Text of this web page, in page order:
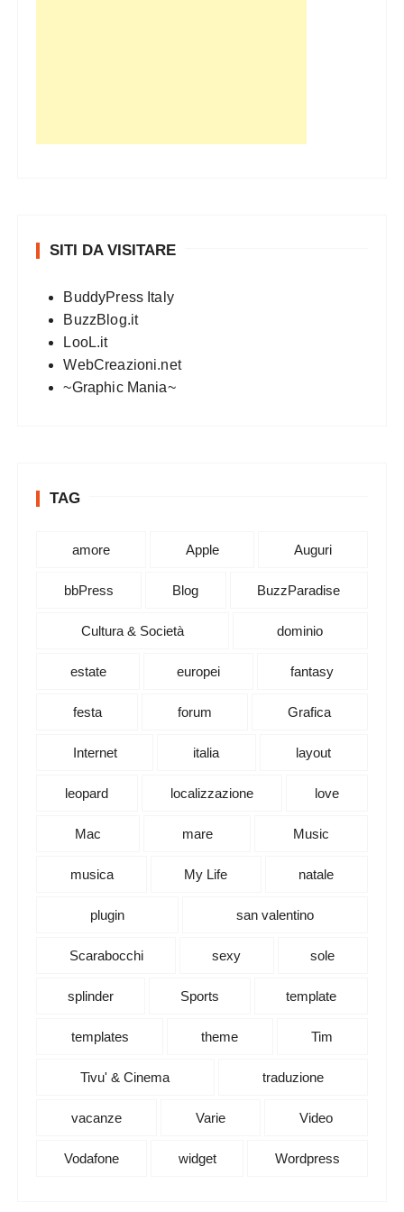
SITI DA VISITARE
BuddyPress Italy
BuzzBlog.it
LooL.it
WebCreazioni.net
~Graphic Mania~
TAG
amore Apple Auguri
bbPress Blog BuzzParadise
Cultura & Società dominio
estate europei fantasy
festa forum Grafica
Internet italia layout
leopard localizzazione love
Mac mare Music
musica My Life natale
plugin san valentino
Scarabocchi sexy sole
splinder Sports template
templates theme Tim
Tivu' & Cinema traduzione
vacanze Varie Video
Vodafone widget Wordpress